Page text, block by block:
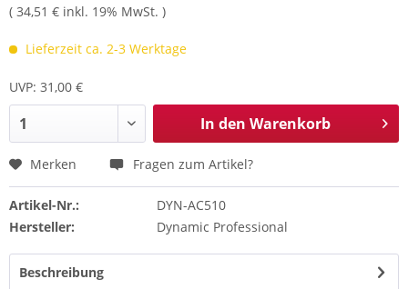
( 34,51 € inkl. 19% MwSt. )
Lieferzeit ca. 2-3 Werktage
UVP: 31,00 €
In den Warenkorb
Merken Fragen zum Artikel?
Artikel-Nr.:
DYN-AC510
Hersteller:
Dynamic Professional
Beschreibung